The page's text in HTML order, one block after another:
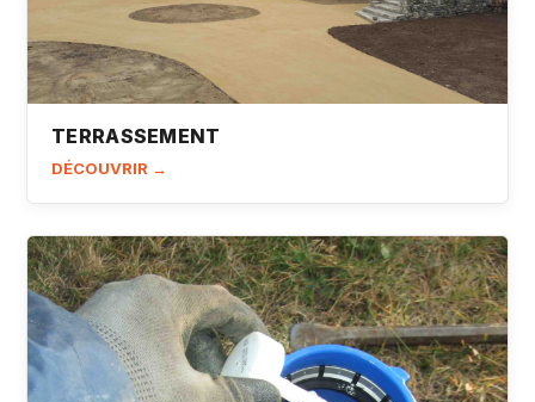
TERRASSEMENT
DÉCOUVRIR →